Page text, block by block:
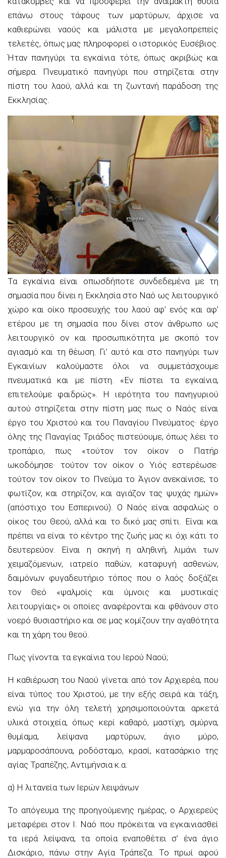
επάνω στους τάφους των μαρτύρων, άρχισε να
καθιερώνει ναούς και μάλιστα με μεγαλοπρεπείς
τελετές, όπως μας πληροφορεί ο ιστορικός Ευσέβιος.
Ήταν πανηγύρι τα εγκαίνια τότε, όπως ακριβώς και
σήμερα. Πνευματικό πανηγύρι που στηρίζεται στην
πίστη του λαού, αλλά και τη ζωντανή παράδοση της
Εκκλησίας.
Τα εγκαίνια είναι οπωσδήποτε συνδεδεμένα με τη
σημασία που δίνει η Εκκλησία στο Ναό ως λειτουργικό
χώρο και οίκο προσευχής του λαού αφ’ ενός και αφ’
ετέρου με τη σημασία που δίνει στον άνθρωπο ως
λειτουργικό ον και προσωπικότητα με σκοπό τον
αγιασμό και τη θέωση. Γι’ αυτό και στο πανηγύρι των
Εγκαινίων καλούμαστε όλοι να συμμετάσχουμε
πνευματικά και με πίστη. «Εν πίστει τα εγκαίνια,
επιτελούμε φαιδρώς». Η ιερότητα του πανηγυριού
αυτού στηρίζεται στην πίστη μας πως ο Ναός είναι
έργο του Χριστού και του Παναγίου Πνεύματος· έργο
όλης της Παναγίας Τριάδος πιστεύουμε, όπως λέει το
τροπάριο, πως «τούτον τον οίκον ο Πατήρ
ωκοδόμησε· τούτον τον οίκον ο Υιός εστερέωσε·
τούτον τον οίκον το Πνεύμα το Άγιον ανεκαίνισε, το
φωτίζον, και στηρίζον, και αγιάζον τας ψυχάς ημών»
(απόστιχο του Εσπερινού). Ο Ναός είναι ασφαλώς ο
οίκος του Θεού, αλλά και το δικό μας σπίτι. Είναι και
πρέπει να είναι το κέντρο της ζωής μας κι όχι κάτι το
δευτερεύον. Είναι η σκηνή η αληθινή, λιμάνι των
χειμαζόμενων, ιατρείο παθών, καταφυγή ασθενών,
δαιμόνων φυγαδευτήριο τόπος που ο λαός δοξάζει
τον Θεό «ψαλμοίς και ύμνοις και μυστικαίς
λειτουργίαις» οι οποίες αναφέρονται και φθάνουν στο
νοερό θυσιαστήριο και σε μας κομίζουν την αγαθότητα
και τη χάρη του θεού.
Πως γίνονται τα εγκαίνια του Ιερού Ναού;
Η καθιέρωση του Ναού γίνεται από τον Αρχιερέα, που
είναι τύπος του Χριστού, με την εξής σειρά και τάξη,
ενώ για την όλη τελετή χρησιμοποιούνται αρκετά
υλικά στοιχεία, όπως κερί καθαρό, μαστίχη, σμύρνα,
θυμίαμα, λείψανα μαρτύρων, άγιο μύρο,
μαρμαροσάπουνα, ροδόσταμο, κρασί, κατασάρκιο της
αγίας Τραπέζης, Αντιμήνσια κ.α.
α) Η λιτανεία των Ιερών λειψάνων
Το απόγευμα της προηγούμενης ημέρας, ο Αρχιερεύς
μεταφέρει στον Ι. Ναό που πρόκειται να εγκαινιασθεί
τα ιερά λείψανα, τα οποία εναποθέτει σ’ ένα άγιο
Δισκάριο, πάνω στην Αγία Τράπεζα. Το πρωί αφού